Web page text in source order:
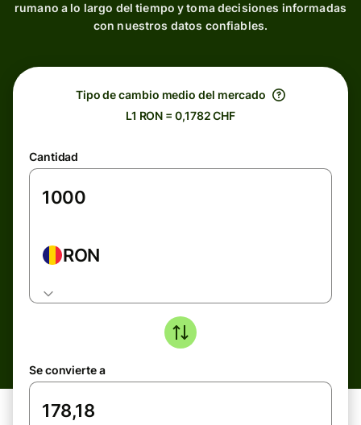
rumano a lo largo del tiempo y toma decisiones informadas
con nuestros datos confiables.
Tipo de cambio medio del mercado
L1 RON = 0,1782 CHF
Cantidad
RON
Se convierte a